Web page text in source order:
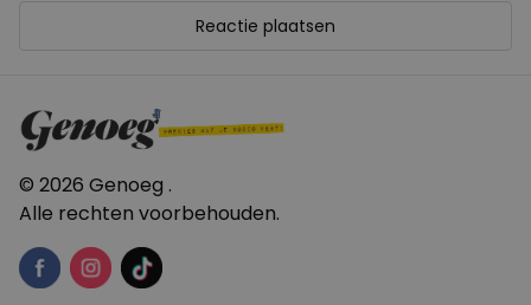
© 2026 Genoeg .
Alle rechten voorbehouden.